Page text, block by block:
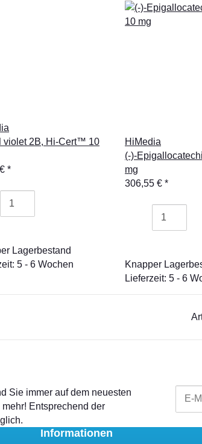
violet 2B, Hi-Cert™ 10
*
Lagerbestand
5 - 6 Wochen
HiMedia
(-)-
mg
306,55 € *
Knapper
Lieferzeit: 5 - 6
Sie immer auf dem neuesten
Entsprechend der
Informationen